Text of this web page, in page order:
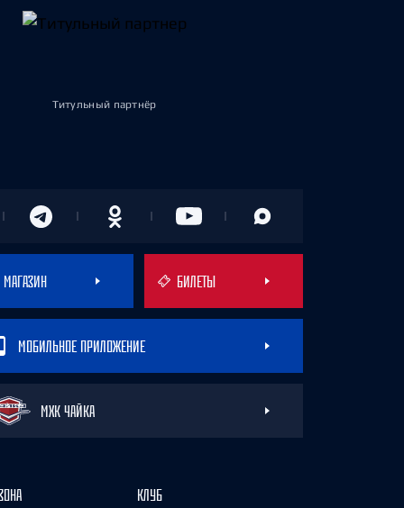
Титульный партнёр
МАГАЗИН БИЛЕТЫ
МОБИЛЬНОЕ ПРИЛОЖЕНИЕ
МХК ЧАЙКА
КЛУБ